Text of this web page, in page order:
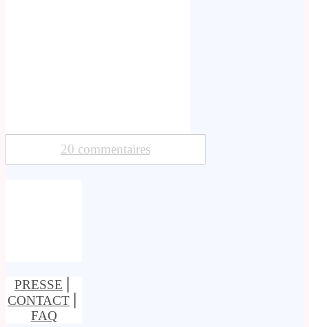
20 commentaires
PRESSE
CONTACT
FAQ